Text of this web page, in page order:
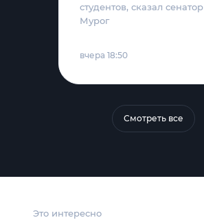
Это интересно
студентов, сказал сенатор
Мурог
вчера 18:50
Смотреть все